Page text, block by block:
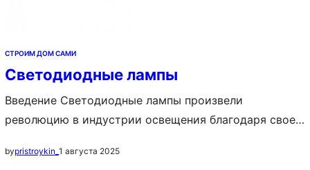
СТРОИМ ДОМ САМИ
Светодиодные лампы
Введение Светодиодные лампы произвели
революцию в индустрии освещения благодаря своей
универсальности. В качестве популярного варианта
bypristroykin_ 1 августа 2025